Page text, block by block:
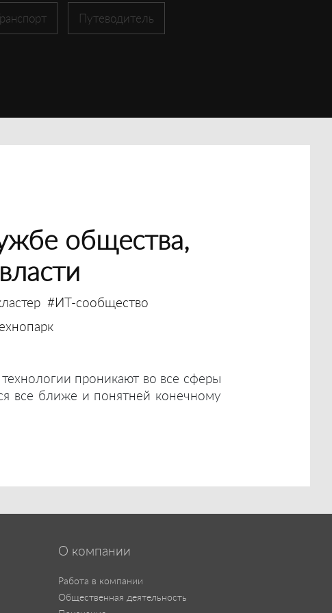
Путеводитель
общества,
#ИТ-сообщество
проникают во все сферы
все ближе и понятней конечному
О компании
Работа в компании
Общественная деятельность